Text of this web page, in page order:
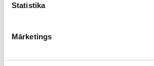
Statistika
Mārketings